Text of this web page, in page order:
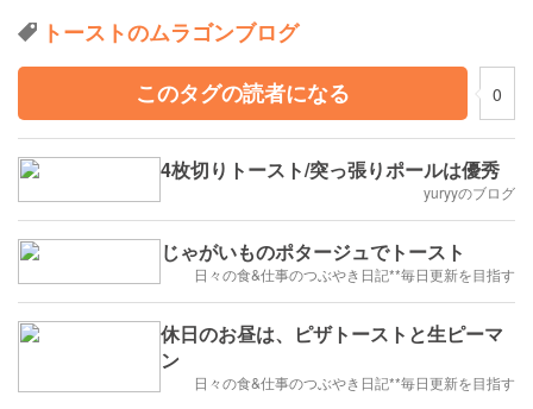
トーストのムラゴンブログ
このタグの読者になる
0
4枚切りトースト/突っ張りポールは優秀
yuryyのブログ
じゃがいものポタージュでトースト
日々の食&仕事のつぶやき日記**毎日更新を目指す
休日のお昼は、ピザトーストと生ピーマ
ン
日々の食&仕事のつぶやき日記**毎日更新を目指す